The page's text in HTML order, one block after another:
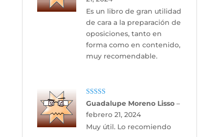
Es un libro de gran utilidad
de cara a la preparación de
oposiciones, tanto en
forma como en contenido,
muy recomendable.
Valorado con
5de 5
Guadalupe Moreno Lisso –
febrero 21, 2024
Muy útil. Lo recomiendo